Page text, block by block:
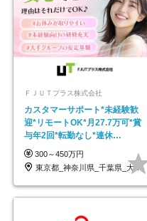
ＦＪＵＴプラス株式会社
カスタマーサポート*未経験歓
迎*リモートOK*月27.7万可*賞
与年2回*転勤なし*連休
OK/ZE010232
300～450万円
東京都_神奈川県_千葉県_大阪府_愛知県…